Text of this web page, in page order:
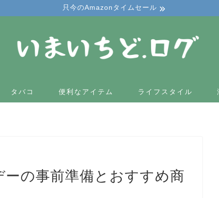
只今のAmazonタイムセール
タバコ 便利なアイテム ライフスタイル
の事前準備とおすすめ商